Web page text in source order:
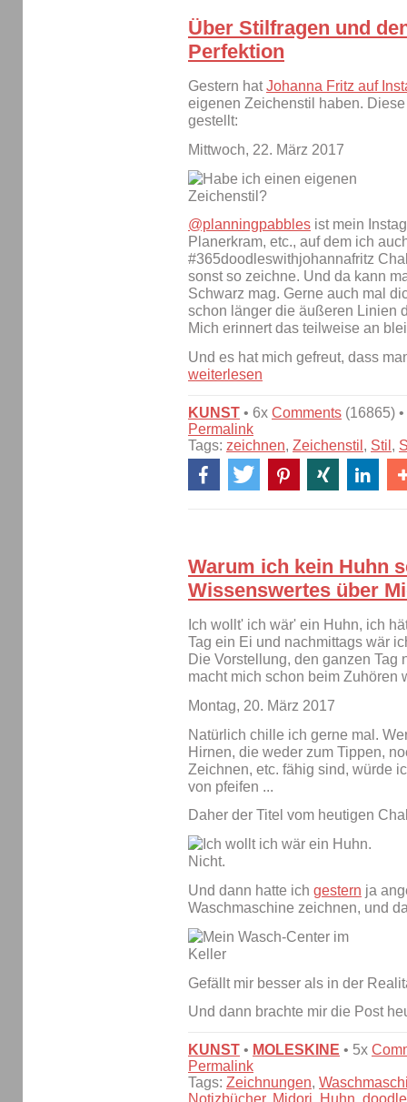
Über Stilfragen und
Perfektion
Gestern hatJohanna Fritz auf
eigenen Zeichenstil haben.
gestellt:
Mittwoch, 22. März 2017
@planningpabbles ist mein
Planerkram, etc., auf dem ich
#365doodleswithjohannafritz
sonst so zeichne. Und da kann
Schwarz mag. Gerne auch mal
schon länger die äußeren Linien
Mich erinnert das teilweise an
Und es hat mich gefreut, dass
weiterlesen
KUNST • 6x Comments (16865) •
Permalink
Tags: zeichnen, Zeichenstil , Stil ,
Warum ich kein Huhn
Wissenswertes über
Ich wollt' ich wär' ein Huhn, ich
Tag ein Ei und nachmittags wär
Die Vorstellung, den ganzen Tag
macht mich schon beim Zuhören
Montag, 20. März 2017
Natürlich chille ich gerne mal.
Hirnen, die weder zum Tippen,
Zeichnen, etc. fähig sind, würde
von pfeifen ...
Daher der Titel vom heutigen
Und dann hatte ich gestern ja
Waschmaschine zeichnen, und
Gefällt mir besser als in der
Und dann brachte mir die Post
KUNST • MOLESKINE • 5x
Permalink
Tags: Zeichnungen,